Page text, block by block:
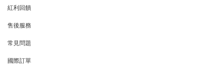
紅利回饋
售後服務
常見問題
國際訂單